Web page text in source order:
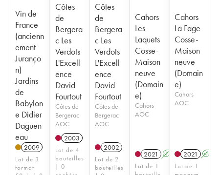
Vin de
France
(ancienn
ement
Juranço
n)
Jardins
de
Babylon
e Didier
Daguen
eau
2009
Lot de 3
format
Côtes
de
Bergera
c Les
Verdots
L'Excell
ence
David
Fourtout
Côtes de
Bergerac
AOC
2003
Lot de 4
bouteilles
| 0
Côtes
de
Bergera
c Les
Verdots
L'Excell
ence
David
Fourtout
Côtes de
Bergerac
AOC
2002
Lot de 2
bouteilles
Cahors
Les
Laquets
Cosse-
Maison
neuve
(Domain
e)
Cahors
AOC
2021 A
Lot de 1
Cahors
La Fage
Cosse-
Maison
neuve
(Domain
e)
Cahors
AOC
2021 A
Lot de 1